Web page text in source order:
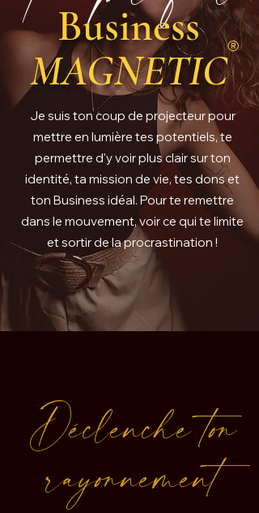
Business
MAGNETIC®
Je suis ton coup de projecteur pour
mettre en lumière tes potentiels, te
permettre d'y voir plus clair sur ton
identité, ta mission de vie, tes dons et
ton Business idéal. Pour te remettre
dans le mouvement, voir ce qui te limite
et sortir de la procrastination !
Déclenche ton
rayonnement